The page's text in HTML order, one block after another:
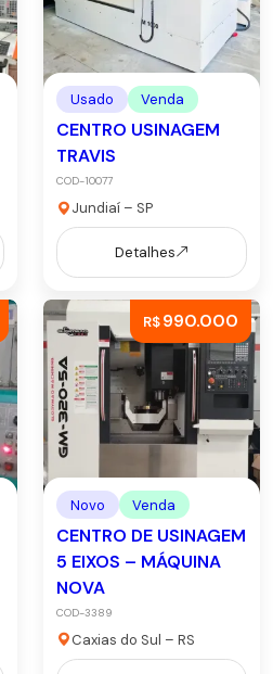
Usado Venda
CENTRO USINAGEM
TRAVIS
COD-10077
Jundiaí – SP
Detalhes
R$990.000
Novo Venda
CENTRO DE USINAGEM
5 EIXOS – MÁQUINA
NOVA
COD-3389
Caxias do Sul – RS